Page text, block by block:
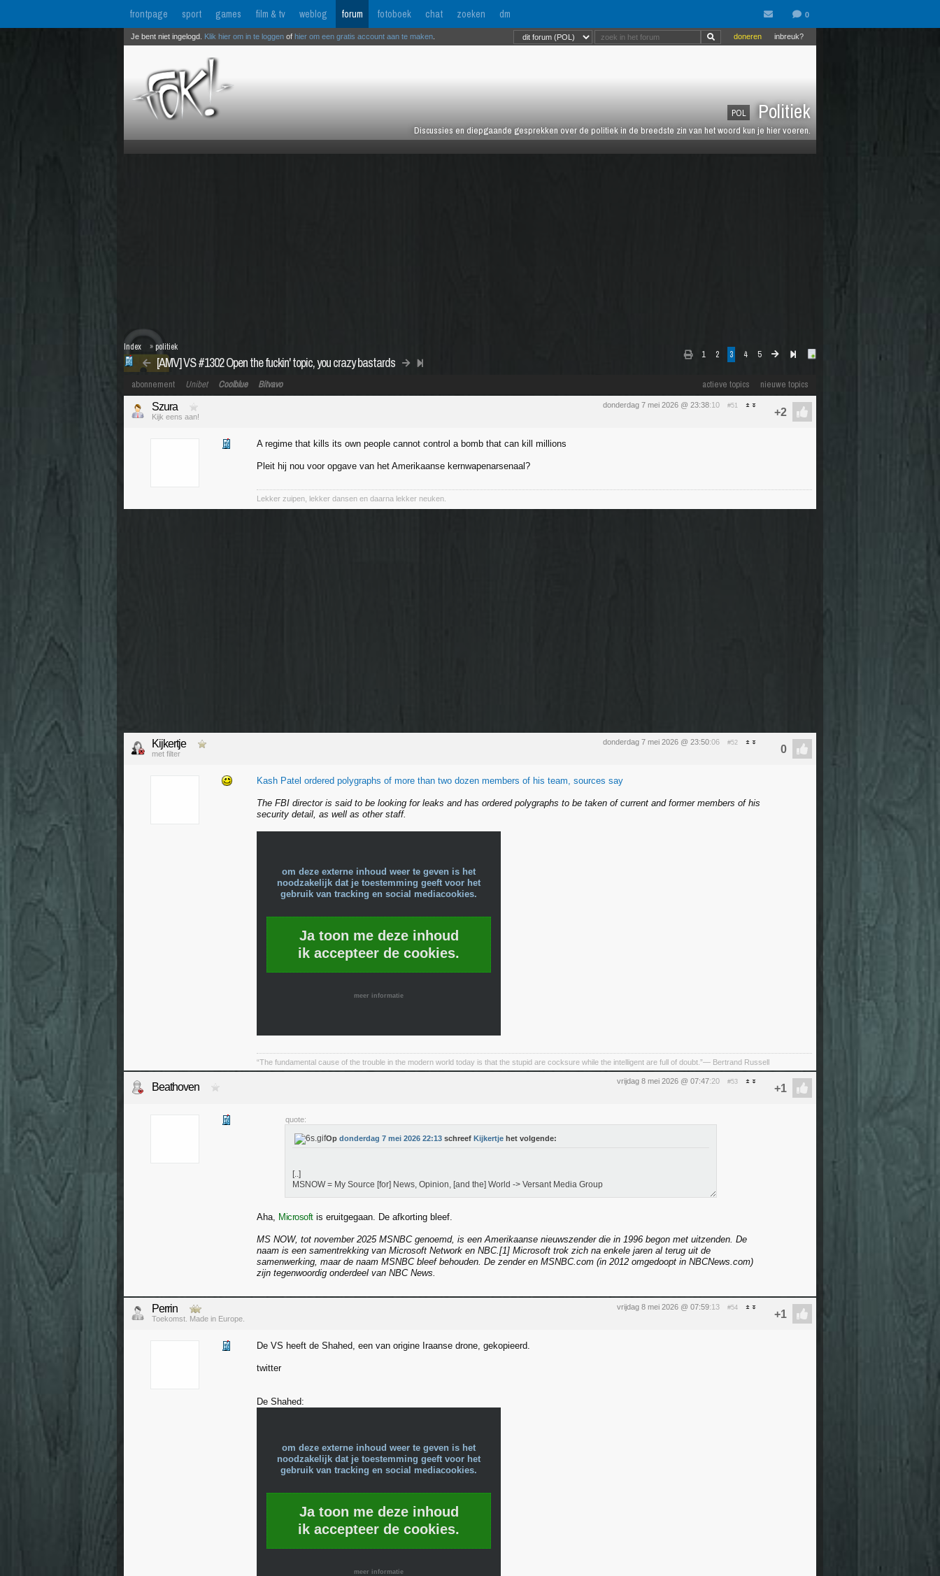
frontpage sport games film & tv weblog forum fotoboek chat zoeken dm
POL Politiek
Discussies en diepgaande gesprekken over de politiek in de breedste zin van het woord kun je hier voeren.
inbreuk?
doneren
Je bent niet ingelogd. Klik hier om in te loggen of hier om een gratis account aan te maken
1 2 3 4 5
[AMV] VS #1302 Open the fuckin' topic, you crazy bastards
Index » politiek
actieve topics nieuwe topics
abonnement Unibet Coolblue Bitvavo
donderdag 7 mei 2026 @ 23:38:10 #51
Szura
Kijk eens aan!
A regime that kills its own people cannot control a bomb that can kill millions
Pleit hij nou voor opgave van het Amerikaanse kernwapenarsenaal?
Lekker zuipen, lekker dansen en daarna lekker neuken.
donderdag 7 mei 2026 @ 23:50:06 #52
Kijkertje
met filter
Kash Patel ordered polygraphs of more than two dozen members of his team, sources say
The FBI director is said to be looking for leaks and has ordered polygraphs to be taken of current and former members of his
security detail, as well as other staff.
om deze externe inhoud weer te geven is het
noodzakelijk dat je toestemming geeft voor het
gebruik van tracking en social mediacookies.
Ja toon me deze inhoud
ik accepteer de cookies.
meer informatie
“The fundamental cause of the trouble in the modern world today is that the stupid are cocksure while the intelligent are full of doubt.”— Bertrand Russell
vrijdag 8 mei 2026 @ 07:47:20 #53
Beathoven
quote:
Op donderdag 7 mei 2026 22:13 schreef Kijkertje het volgende:
[..]
MSNOW = My Source [for] News, Opinion, [and the] World -> Versant Media Group
Aha, Microsoftis eruitgegaan. De afkorting bleef.
MS NOW, tot november 2025 MSNBC genoemd, is een Amerikaanse nieuwszender die in 1996 begon met uitzenden. De
naam is een samentrekking van Microsoft Network en NBC.[1] Microsoft trok zich na enkele jaren al terug uit de
samenwerking, maar de naam MSNBC bleef behouden. De zender en MSNBC.com (in 2012 omgedoopt in NBCNews.com)
zijn tegenwoordig onderdeel van NBC News.
vrijdag 8 mei 2026 @ 07:59:13 #54
Perrin
Toekomst. Made in Europe.
De VS heeft de Shahed, een van origine Iraanse drone, gekopieerd.
twitter
De Shahed:
om deze externe inhoud weer te geven is het
noodzakelijk dat je toestemming geeft voor het
gebruik van tracking en social mediacookies.
Ja toon me deze inhoud
ik accepteer de cookies.
meer informatie